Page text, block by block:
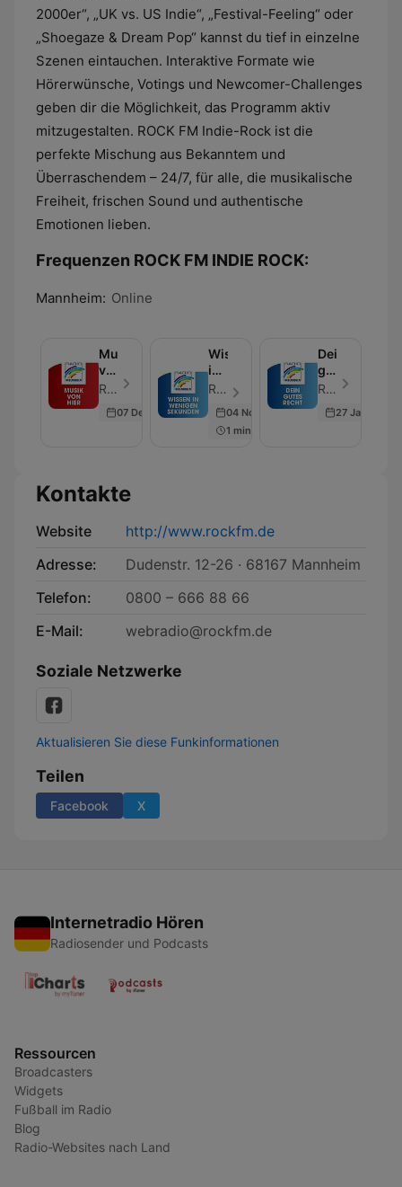
2000er“, „UK vs. US Indie“, „Festival-Feeling“ oder
„Shoegaze & Dream Pop“ kannst du tief in einzelne
Szenen eintauchen. Interaktive Formate wie
Hörerwünsche, Votings und Newcomer-Challenges
geben dir die Möglichkeit, das Programm aktiv
mitzugestalten. ROCK FM Indie-Rock ist die
perfekte Mischung aus Bekanntem und
Überraschendem – 24/7, für alle, die musikalische
Freiheit, frischen Sound und authentische
Emotionen lieben.
Frequenzen ROCK FM INDIE ROCK:
Mannheim: Online
Musik
von
hier:
im
Regenbogen
Radio Regenbogen - Folge 56
07 Dec 2020
Wissen
in
wenigen
Sekunden:
Alltagsfragen
leicht
Radio Regenbogen - Folge 222
04 Nov 2020
1 min
Dein
gutes
Recht:
Anwalt
Radio Regenbogen - Folge 178
27 Jan 2021
Kontakte
Website
http://www.rockfm.de
Adresse:
Dudenstr. 12-26 · 68167 Mannheim
Telefon:
0800 – 666 88 66
E-Mail:
webradio@rockfm.de
Soziale Netzwerke
Aktualisieren Sie diese Funkinformationen
Teilen
Facebook X
Internetradio Hören
Radiosender und Podcasts
Ressourcen
Broadcasters
Widgets
Fußball im Radio
Blog
Radio-Websites nach Land